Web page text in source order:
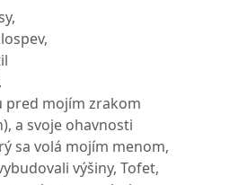
pred mojím zrakom
a svoje ohavnosti
sa volá mojím menom,
výšiny, Tofet,